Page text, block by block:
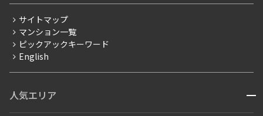
賃料改定
フリーレント
ペット可
ブランドマンション
サイトマップ
マンション一覧
ピックアックキーワード
English
人気エリア 開閉